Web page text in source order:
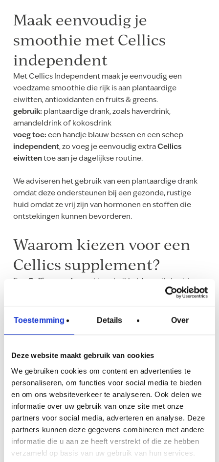
Toestemming Details Over
Deze website maakt gebruik van cookies
We gebruiken cookies om content en advertenties te
personaliseren, om functies voor social media te bieden
en om ons websiteverkeer te analyseren. Ook delen we
informatie over uw gebruik van onze site met onze
partners voor social media, adverteren en analyse. Deze
partners kunnen deze gegevens combineren met andere
informatie die u aan ze heeft verstrekt of die ze hebben
verzameld op basis van uw gebruik van hun services.
Maak eenvoudig je
smoothie met Cellics
independent
Met Cellics Independent maak je eenvoudig een
voedzame smoothie die rijk is aan plantaardige
eiwitten, antioxidanten en fruits & greens.
gebruik: plantaardige drank, zoals haverdrink,
amandeldrink of kokosdrink
voeg toe: een handje blauw bessen en een schep
independent, zo voeg je eenvoudig extra Cellics
eiwittentoe aan je dagelijkse routine.
We adviseren het gebruik van een plantaardige drank
omdat deze ondersteunen bij een gezonde, rustige
huid omdat ze vrij zijn van hormonen en stoffen die
ontstekingen kunnen bevorderen.
Waarom kiezen voor een
Cellics supplement?
Een Cellics supplement
is ontwikkeld vanuit de visie
dat huidverbetering begint van binnenuit. Daarom
combineertCellics Independenthoogwaardige
ingrediënten zoals
plantaardige eiwitten,
Welk Cellics product is geschikt voor mij?
complete boost van binnenuit. Iedere huid is anders en
complete productlijn ontwikkeld van
huid van binnenuit te ondersteunen. Met de
ontdek je welke formule het beste past bij jouw huid,
Maak ook kennis met onze andere producten;